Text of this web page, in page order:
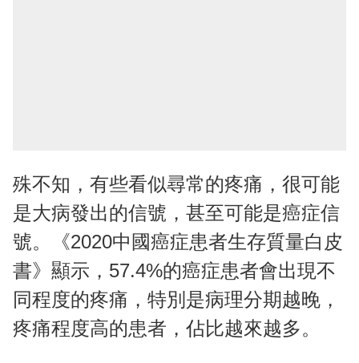
殊不知，有些看似尋常的疼痛，很可能
是大病發出的信號，甚至可能是癌症信
號。《2020中國癌症患者生存質量白皮
書》顯示，57.4%的癌症患者會出現不
同程度的疼痛，特別是病理分期越晚，
疼痛程度高的患者，佔比越來越多。